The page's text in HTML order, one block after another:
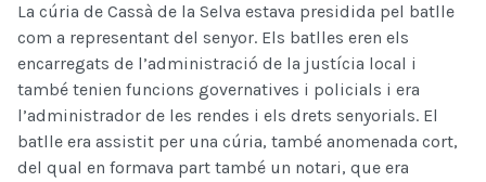
La cúria de Cassà de la Selva estava presidida pel batlle
com a representant del senyor. Els batlles eren els
encarregats de l’administració de la justícia local i
també tenien funcions governatives i policials i era
l’administrador de les rendes i els drets senyorials. El
batlle era assistit per una cúria, també anomenada cort,
del qual en formava part també un notari, que era